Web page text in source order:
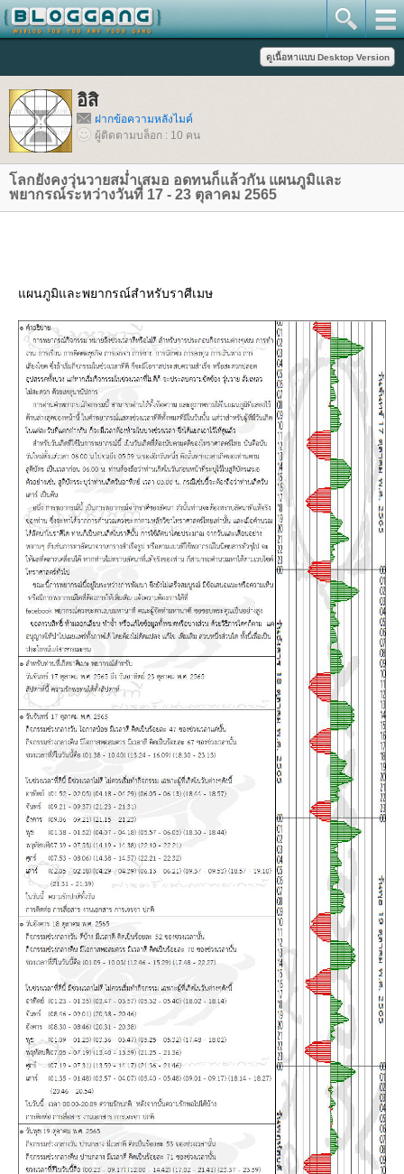
อิสิ
ฝากข้อความหลังไมค์
ผู้ติดตามบล็อก : 10 คน
ลกยังคงวุ่นวายสม่ำเสมอ อดทนก็แล้วกัน แผนภูมิและ
พยากรณ์ระหว่างวันที่ 17 - 23 ตุลาคม 2565
ผนภูมิและพยากรณ์สำหรับราศีเมษ